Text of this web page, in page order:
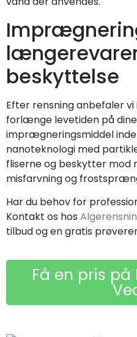
beskyttelse
Efter rensning anbefaler
forlænge levetiden på dine
imprægneringsmiddel
nanoteknologi med
fliserne og beskytter mod
misfarvning og
Har du behov for
Kontakt os hos
tilbud og en gratis
Få en pris på